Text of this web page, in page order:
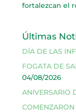
fortalezcan el
Últimas
DÍA DE LAS
FOGATA DE
04/08/2026
ANIVERSARIO
COMENZARON